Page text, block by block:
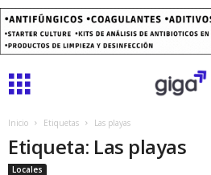
Inicio Etiquetas Las playas
Etiqueta: Las playas
Locales